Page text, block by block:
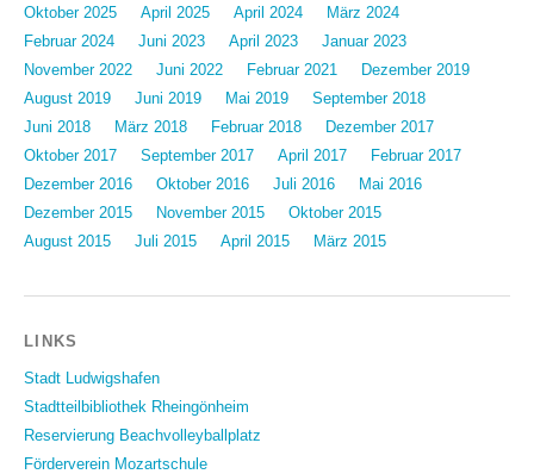
Oktober 2025 April 2025 April 2024
März 2024
Februar 2024
Juni 2023 April 2023
Januar 2023
November 2022
Juni 2022 Februar 2021
Dezember 2019
August 2019
Juni 2019 Mai 2019
September 2018
Juni 2018
März 2018 Februar 2018
Dezember 2017
Oktober 2017
September 2017 April 2017
Februar 2017
Dezember 2016
Oktober 2016 Juli 2016
Mai 2016
Dezember 2015
November 2015
Oktober 2015
August 2015
Juli 2015 April 2015 März 2015
LINKS
Stadt Ludwigshafen
Stadtteilbibliothek Rheingönheim
Reservierung Beachvolleyballplatz
Förderverein Mozartschule